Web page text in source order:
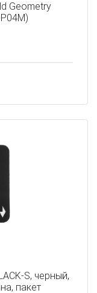
Geometry
S, черный,
пакет